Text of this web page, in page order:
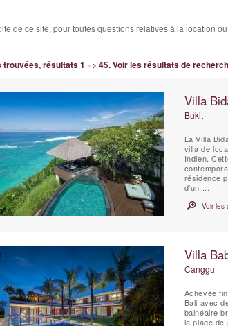
de ce site, pour toutes questions relatives à la location
trouvées, résultats 1 => 45.Voir les résultats de
Villa
Bukit
La Villa
villa de
Indien.
résidence
d'un ...
Voir les
Villa
Canggu
Achevée
Bali avec
balnéaire
la plage de surf de Pantai